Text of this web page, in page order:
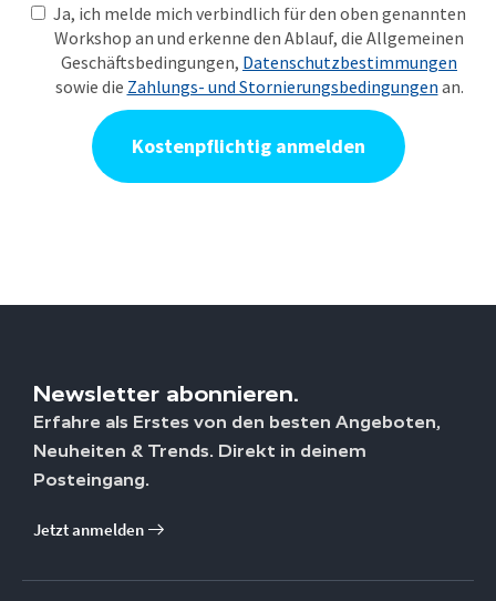
Ja, ich melde mich verbindlich für den oben genannten
Workshop an und erkenne den Ablauf, die Allgemeinen
Geschäftsbedingungen, Datenschutzbestimmungen
sowie die Zahlungs- und Stornierungsbedingungen an.
Newsletter abonnieren.
Erfahre als Erstes von den besten Angeboten,
Neuheiten & Trends. Direkt in deinem
Posteingang.
Jetzt anmelden